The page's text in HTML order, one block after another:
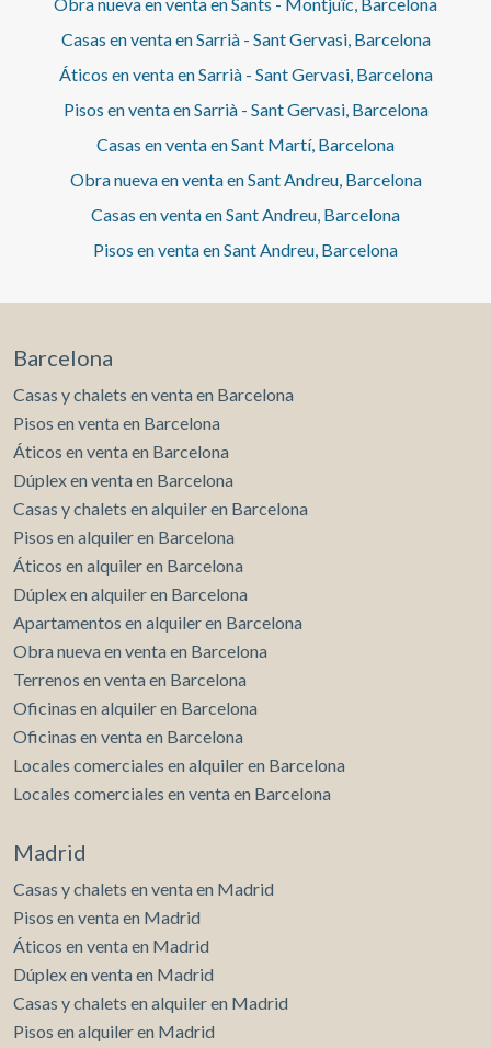
Casas en venta en Sarrià - Sant Gervasi, Barcelona
Áticos en venta en Sarrià - Sant Gervasi, Barcelona
Pisos en venta en Sarrià - Sant Gervasi, Barcelona
Casas en venta en Sant Martí, Barcelona
Obra nueva en venta en Sant Andreu, Barcelona
Casas en venta en Sant Andreu, Barcelona
Pisos en venta en Sant Andreu, Barcelona
Barcelona
Casas y chalets en venta en Barcelona
Pisos en venta en Barcelona
Áticos en venta en Barcelona
Dúplex en venta en Barcelona
Casas y chalets en alquiler en Barcelona
Pisos en alquiler en Barcelona
Áticos en alquiler en Barcelona
Dúplex en alquiler en Barcelona
Apartamentos en alquiler en Barcelona
Obra nueva en venta en Barcelona
Terrenos en venta en Barcelona
Oficinas en alquiler en Barcelona
Oficinas en venta en Barcelona
Locales comerciales en alquiler en Barcelona
Locales comerciales en venta en Barcelona
Madrid
Casas y chalets en venta en Madrid
Pisos en venta en Madrid
Áticos en venta en Madrid
Dúplex en venta en Madrid
Casas y chalets en alquiler en Madrid
Pisos en alquiler en Madrid